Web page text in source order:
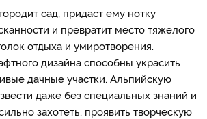
сад, придаст ему нотку
и превратит место тяжелого
отдыха и умиротворения.
дизайна способны украсить
дачные участки. Альпийскую
даже без специальных знаний и
захотеть, проявить творческую